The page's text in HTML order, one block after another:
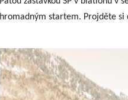
hromadným startem. Projděte si